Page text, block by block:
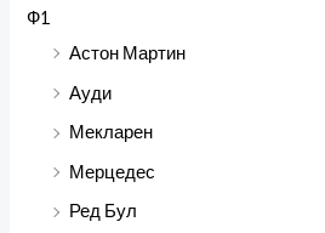
Ф1
Астон Мартин
Ауди
Мекларен
Мерцедес
Ред Бул